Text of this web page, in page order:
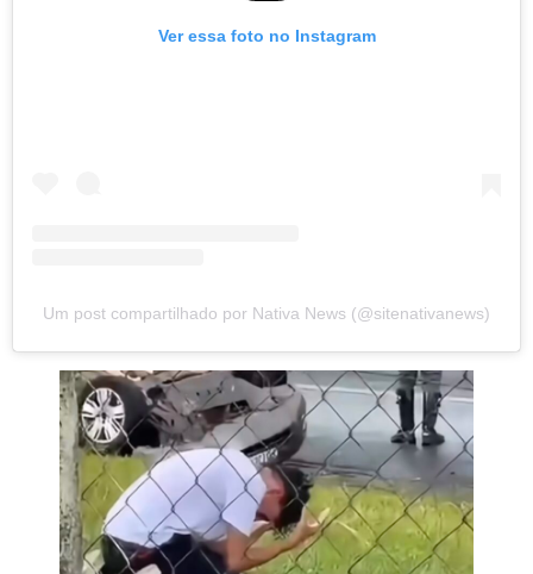
Ver essa foto no Instagram
Um post compartilhado por Nativa News (@sitenativanews)